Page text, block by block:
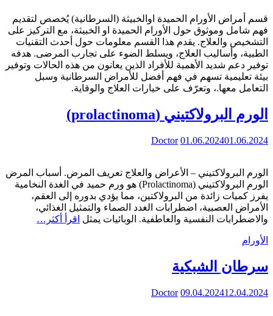
قسم أمراض الأورام الحميدة اوالخبيثة (السرطانية) يُخصص لتقديم
فهم شامل وموثوق حول الأورام الحميدة او الخبيثة، مع التركيز على
التشخيص والعلاج. يقدم هذا القسم معلومات حول أحدث التقنيات
الطبية، وأساليب العلاج، ويسلط الضوء على تجارب المرضى. هدفه
توفير دعم شديد الأهمية للأفراد الذين يعانون من هذه الحالات وتوفير
بيئة تعليمية تسهم في فهم أفضل للأمراض السرطانية وسبل
التعامل معها.، وتعرّف على خيارات العلاج والوقاية.
الورم البرولاكتيني (prolactinoma)
01.06.202401.06.2024
Doctor
الورم البرولاكتيني – الأعراض والعلاج تعريف المرض. أسباب المرض
الورم البرولاكتيني (Prolactinoma) هو ورم حميد في الغدة النخامية
يفرز كميات زائدة من البرولاكتين، مما يؤدي بدوره إلى العقم،
الأمراض العصبية، اضطرابات الغدد الصماء والتمثيل الغذائي،
والاضطرابات النفسية والعاطفية. الوبائيات يمثل اقرأ أكثر…
الأورام
سرطان الشبكية
09.04.202412.04.2024
Doctor